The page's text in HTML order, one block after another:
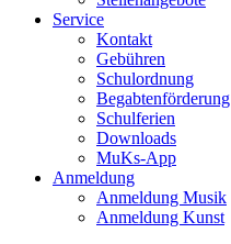
Service
Kontakt
Gebühren
Schulordnung
Begabtenförderung
Schulferien
Downloads
MuKs-App
Anmeldung
Anmeldung Musik
Anmeldung Kunst